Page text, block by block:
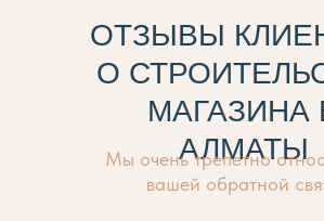
ОТЗЫВЫ
O
МАГАЗИНА
АЛМАТЫ
Мы очень трепетно
вашей обратной